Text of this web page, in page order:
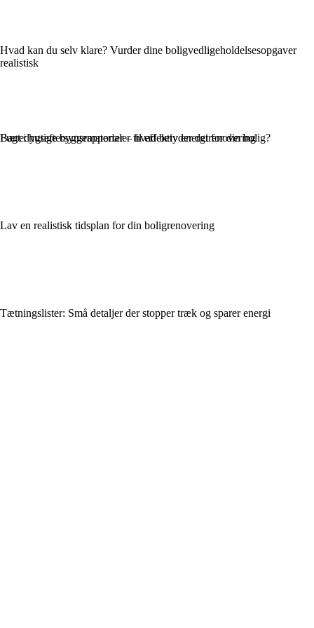
Hvad kan du selv klare? Vurder dine boligvedligeholdelsesopgaver
realistisk
Bæredygtige byggematerialer til effektiv energirenovering
Lav en realistisk tidsplan for din boligrenovering
Tætningslister: Små detaljer der stopper træk og sparer energi
Fugt i huseftersynsrapporter – hvad betyder det for din bolig?